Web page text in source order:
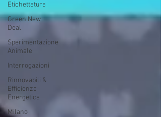
Etichettatura
Green New
Deal
Sperimentazione
Animale
Interrogazioni
Rinnovabili &
Efficienza
Energetica
Milano